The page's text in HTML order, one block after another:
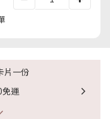
片一份
免運